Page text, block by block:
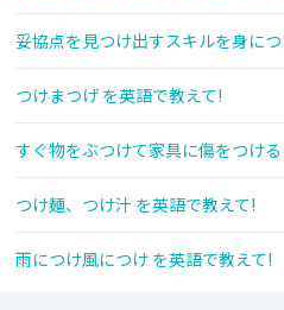
妥協点を見つけ出すスキルを身に
つけまつげ を英語で教えて!
すぐ物をぶつけて家具に傷をつけ
つけ麺、つけ汁 を英語で教えて!
雨につけ風につけ を英語で教えて!